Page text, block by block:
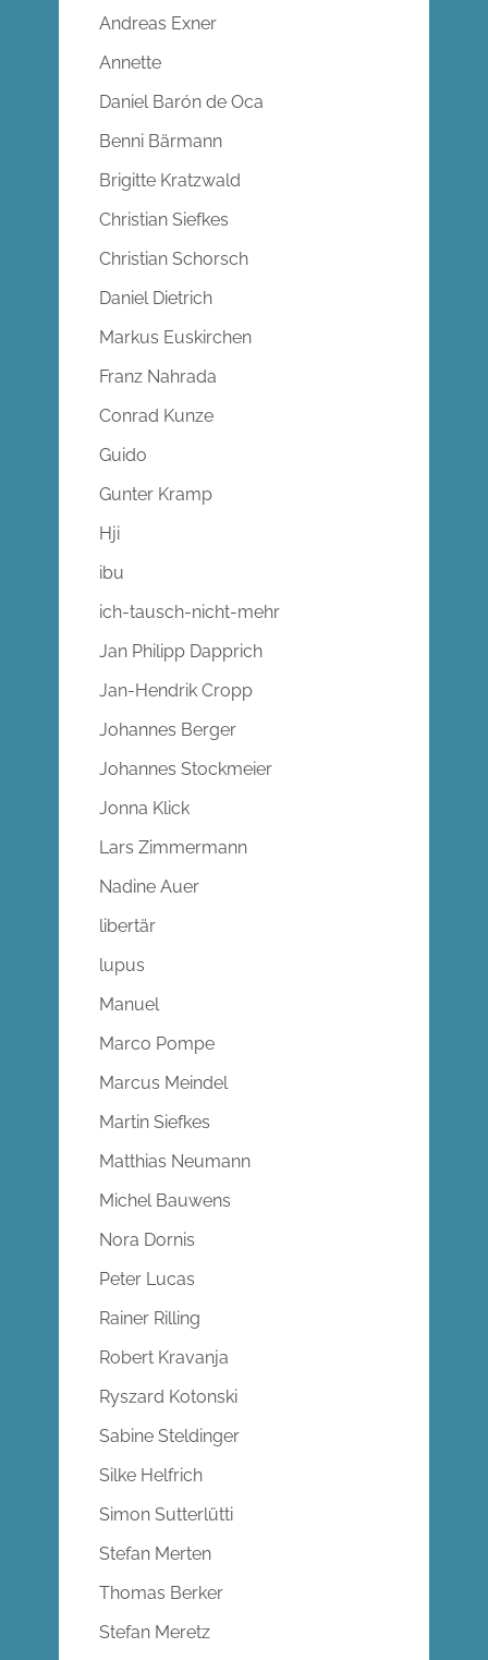
Andreas Exner
Annette
Daniel Barón de Oca
Benni Bärmann
Brigitte Kratzwald
Christian Siefkes
Christian Schorsch
Daniel Dietrich
Markus Euskirchen
Franz Nahrada
Conrad Kunze
Guido
Gunter Kramp
Hji
ibu
ich-tausch-nicht-mehr
Jan Philipp Dapprich
Jan-Hendrik Cropp
Johannes Berger
Johannes Stockmeier
Jonna Klick
Lars Zimmermann
Nadine Auer
libertär
lupus
Manuel
Marco Pompe
Marcus Meindel
Martin Siefkes
Matthias Neumann
Michel Bauwens
Nora Dornis
Peter Lucas
Rainer Rilling
Robert Kravanja
Ryszard Kotonski
Sabine Steldinger
Silke Helfrich
Simon Sutterlütti
Stefan Merten
Thomas Berker
Stefan Meretz